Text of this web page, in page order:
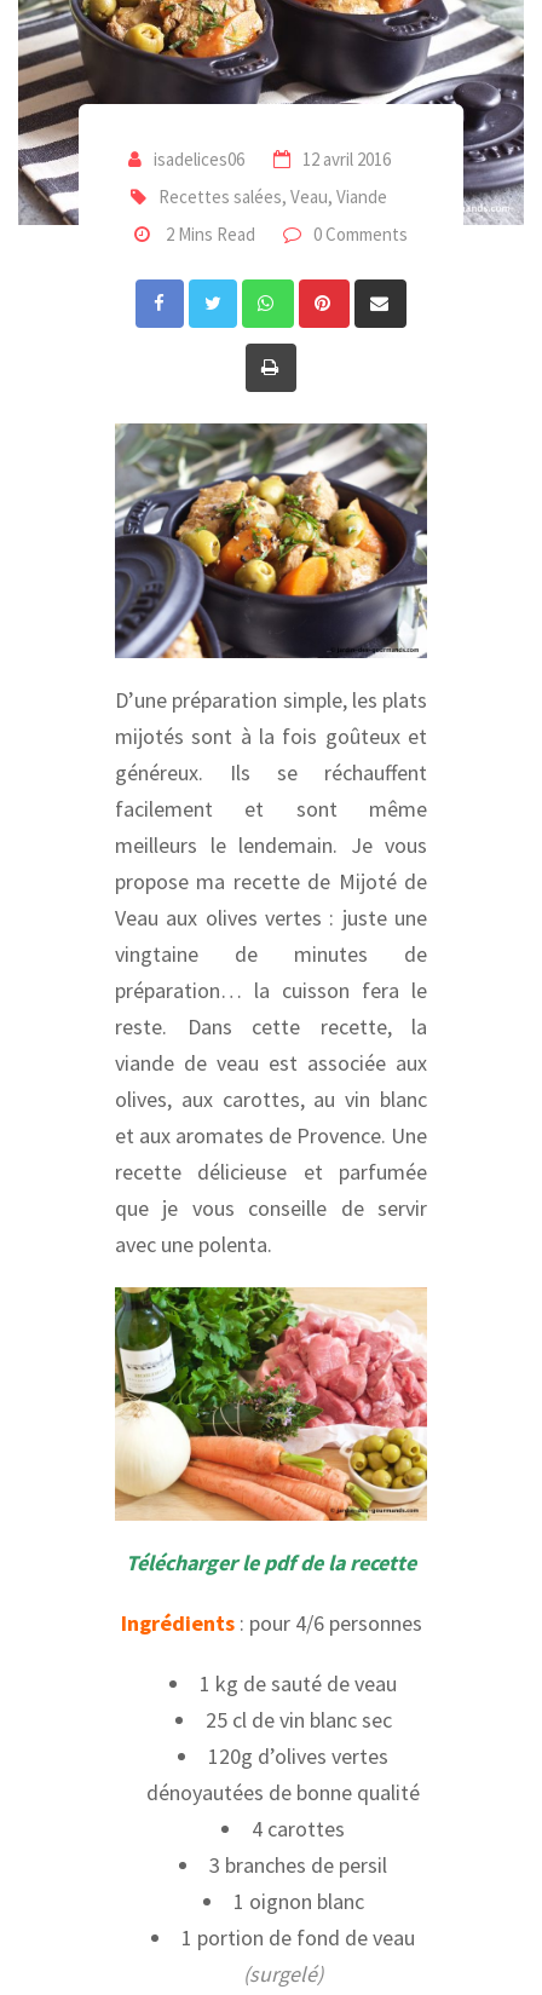
isadelices06
12 avril 2016
Recettes salées, Veau, Viande
2 Mins Read
0 Comments
WhatsappPinterest
via
D’une préparation simple, les plats
mijotés sont à la fois goûteux et
généreux. Ils se réchauffent
facilement et sont même
meilleurs le lendemain. Je vous
propose ma recette de Mijoté de
Veau aux olives vertes : juste une
vingtaine de minutes de
préparation… la cuisson fera le
reste. Dans cette recette, la
viande de veau est associée aux
olives, aux carottes, au vin blanc
et aux aromates de Provence. Une
recette délicieuse et parfumée
que je vous conseille de servir
avec une polenta.
Télécharger le pdf de la recette
Ingrédients: pour 4/6 personnes
1 kg de sauté de veau
25 cl de vin blanc sec
120g d’olives vertes
dénoyautées de bonne qualité
4 carottes
3 branches de persil
1 oignon blanc
1 portion de fond de veau
(surgelé)